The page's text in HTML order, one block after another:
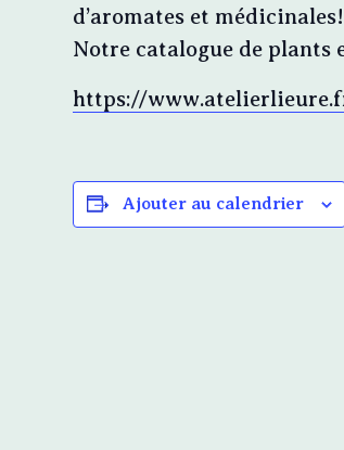
d’aromates et
Notre catalogue de plants
https://
Ajouter au calendrier